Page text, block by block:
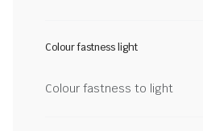
Colour fastness light
Colour fastness to light